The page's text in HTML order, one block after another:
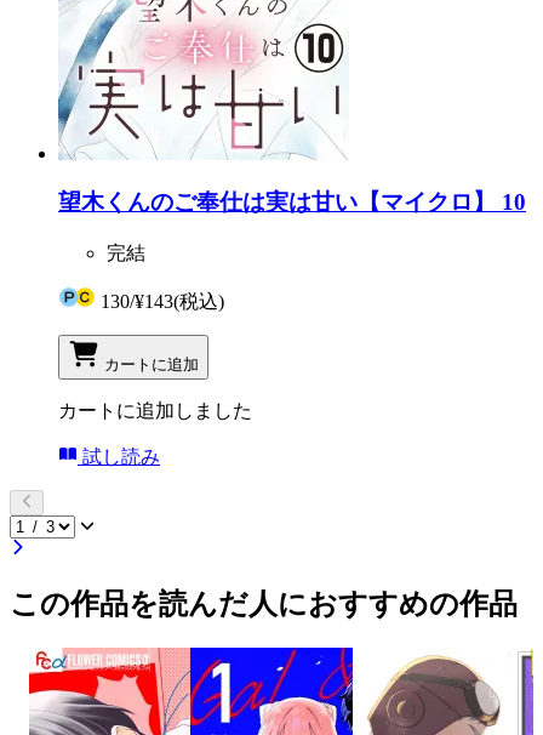
望木くんのご奉仕は実は甘い【マイクロ】 10
完結
130/¥143(税込)
カートに追加
カートに追加しました
試し読み
この作品を読んだ人におすすめの作品